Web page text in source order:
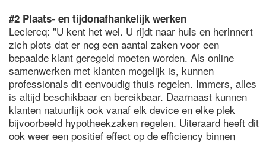
#2 Plaats- en tijdonafhankelijk werken
Leclercq: "U kent het wel. U rijdt naar huis en herinnert
zich plots dat er nog een aantal zaken voor een
bepaalde klant geregeld moeten worden. Als online
samenwerken met klanten mogelijk is, kunnen
professionals dit eenvoudig thuis regelen. Immers, alles
is altijd beschikbaar en bereikbaar. Daarnaast kunnen
klanten natuurlijk ook vanaf elk device en elke plek
bijvoorbeeld hypotheekzaken regelen. Uiteraard heeft dit
ook weer een positief effect op de efficiency binnen